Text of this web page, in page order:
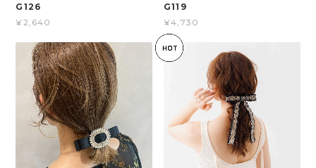
G126
¥2,640
G119
¥4,730